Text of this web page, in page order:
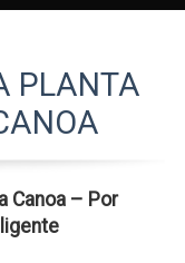
PLANTA
Canoa – Por